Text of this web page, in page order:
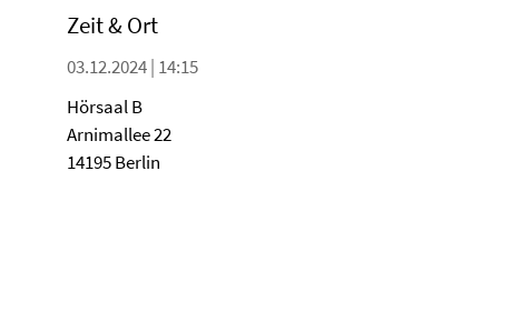
Zeit & Ort
03.12.2024 | 14:15
Hörsaal B
Arnimallee 22
14195 Berlin